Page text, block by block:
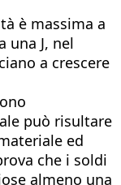
è massima a
una J, nel
a crescere
può risultare
ed
che i soldi
almeno una